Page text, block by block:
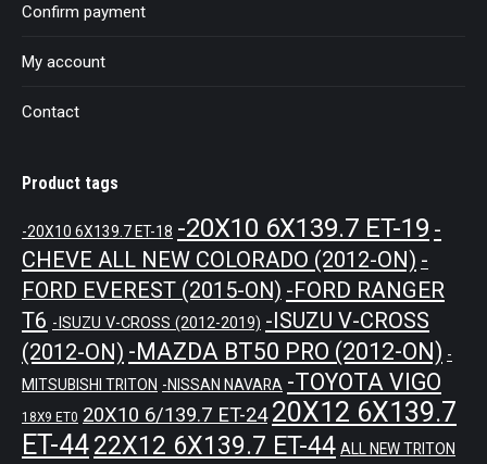
Confirm payment
My account
Contact
Product tags
-20X10 6X139.7 ET-18 -20X10 6X139.7 ET-19 -
CHEVE ALL NEW COLORADO (2012-ON) -
FORD EVEREST (2015-ON) -FORD RANGER
T6 -ISUZU V-CROSS (2012-2019) -ISUZU V-CROSS
(2012-ON) -MAZDA BT50 PRO (2012-ON) -
MITSUBISHI TRITON -NISSAN NAVARA -TOYOTA VIGO
18X9 ET0 20X10 6/139.7 ET-24 20X12 6X139.7
ET-4422X12 6X139.7 ET-44 ALL NEW TRITON